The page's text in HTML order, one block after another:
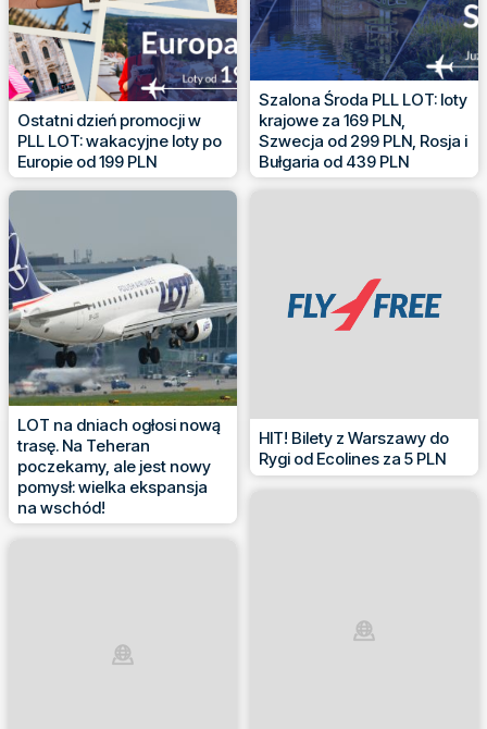
Ostatni dzień promocji w
PLL LOT: wakacyjne loty po
Europie od 199 PLN
Szalona Środa PLL LOT: loty
krajowe za 169 PLN,
Szwecja od 299 PLN, Rosja i
Bułgaria od 439 PLN
LOT na dniach ogłosi nową
trasę. Na Teheran
poczekamy, ale jest nowy
pomysł: wielka ekspansja
na wschód!
HIT! Bilety z Warszawy do
Rygi od Ecolines za 5 PLN